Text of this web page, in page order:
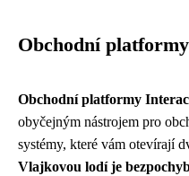
Obchodní
Obchodní platformy
obyčejným nástrojem pro
systémy, které vám otevírají
Vlajkovou lodí je